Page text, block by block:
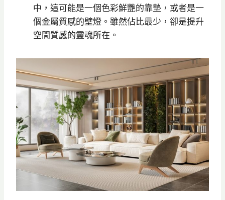
中，這可能是一個色彩鮮艷的靠墊，或者是一
個金屬質感的壁燈。雖然佔比最少，卻是提升
空間質感的靈魂所在。